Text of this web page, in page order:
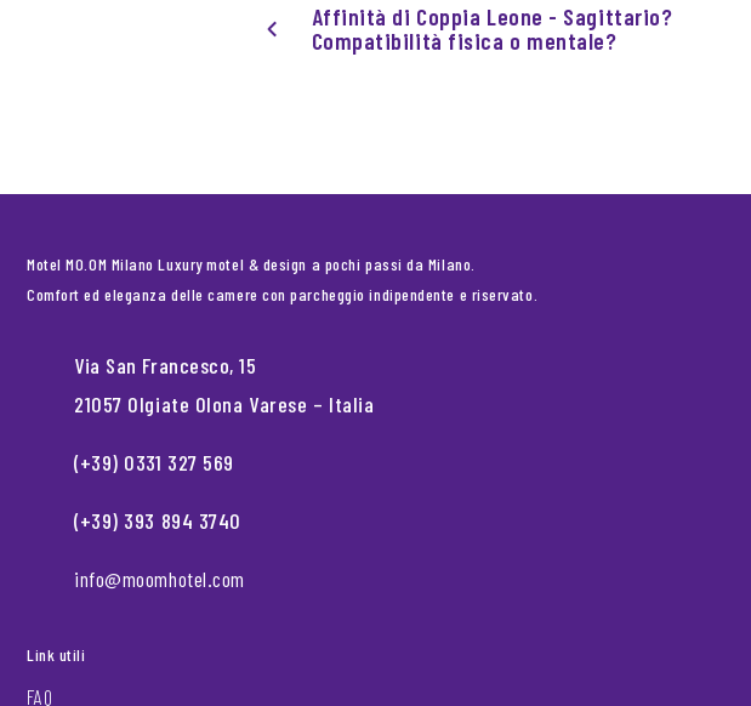
Affinità di Coppia Leone - Sagittario?
Compatibilità fisica o mentale?
Motel MO.OM Milano Luxury motel & design a pochi passi da Milano.
Comfort ed eleganza delle camere con parcheggio indipendente e riservato.
Via San Francesco, 15
21057 Olgiate Olona Varese – Italia
(+39) 0331 327 569
(+39) 393 894 3740
info@moomhotel.com
Link utili
FAQ